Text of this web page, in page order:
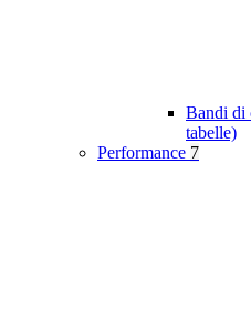
Bandi di
tabelle)
Performance 7